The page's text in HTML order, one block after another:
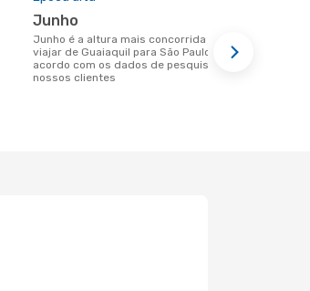
junho
junho é a altura mais concorrida para
viajar de Guaiaquil para São Paulo de
acordo com os dados de pesquisa dos
nossos clientes